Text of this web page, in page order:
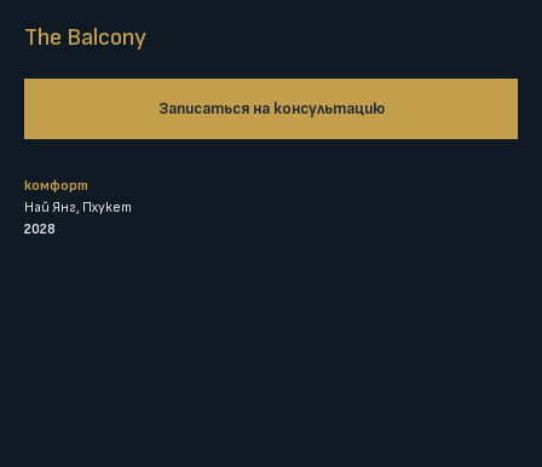
The Balcony
Записаться на консультацию
комфорт
Най Янг, Пхукет
2028